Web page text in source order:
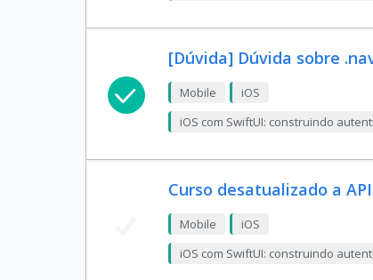
[Dúvida] Dúvida sobre
Mobile
iOS
iOS com SwiftUI: construindo
Curso desatualizado a
Mobile
iOS
iOS com SwiftUI: construindo